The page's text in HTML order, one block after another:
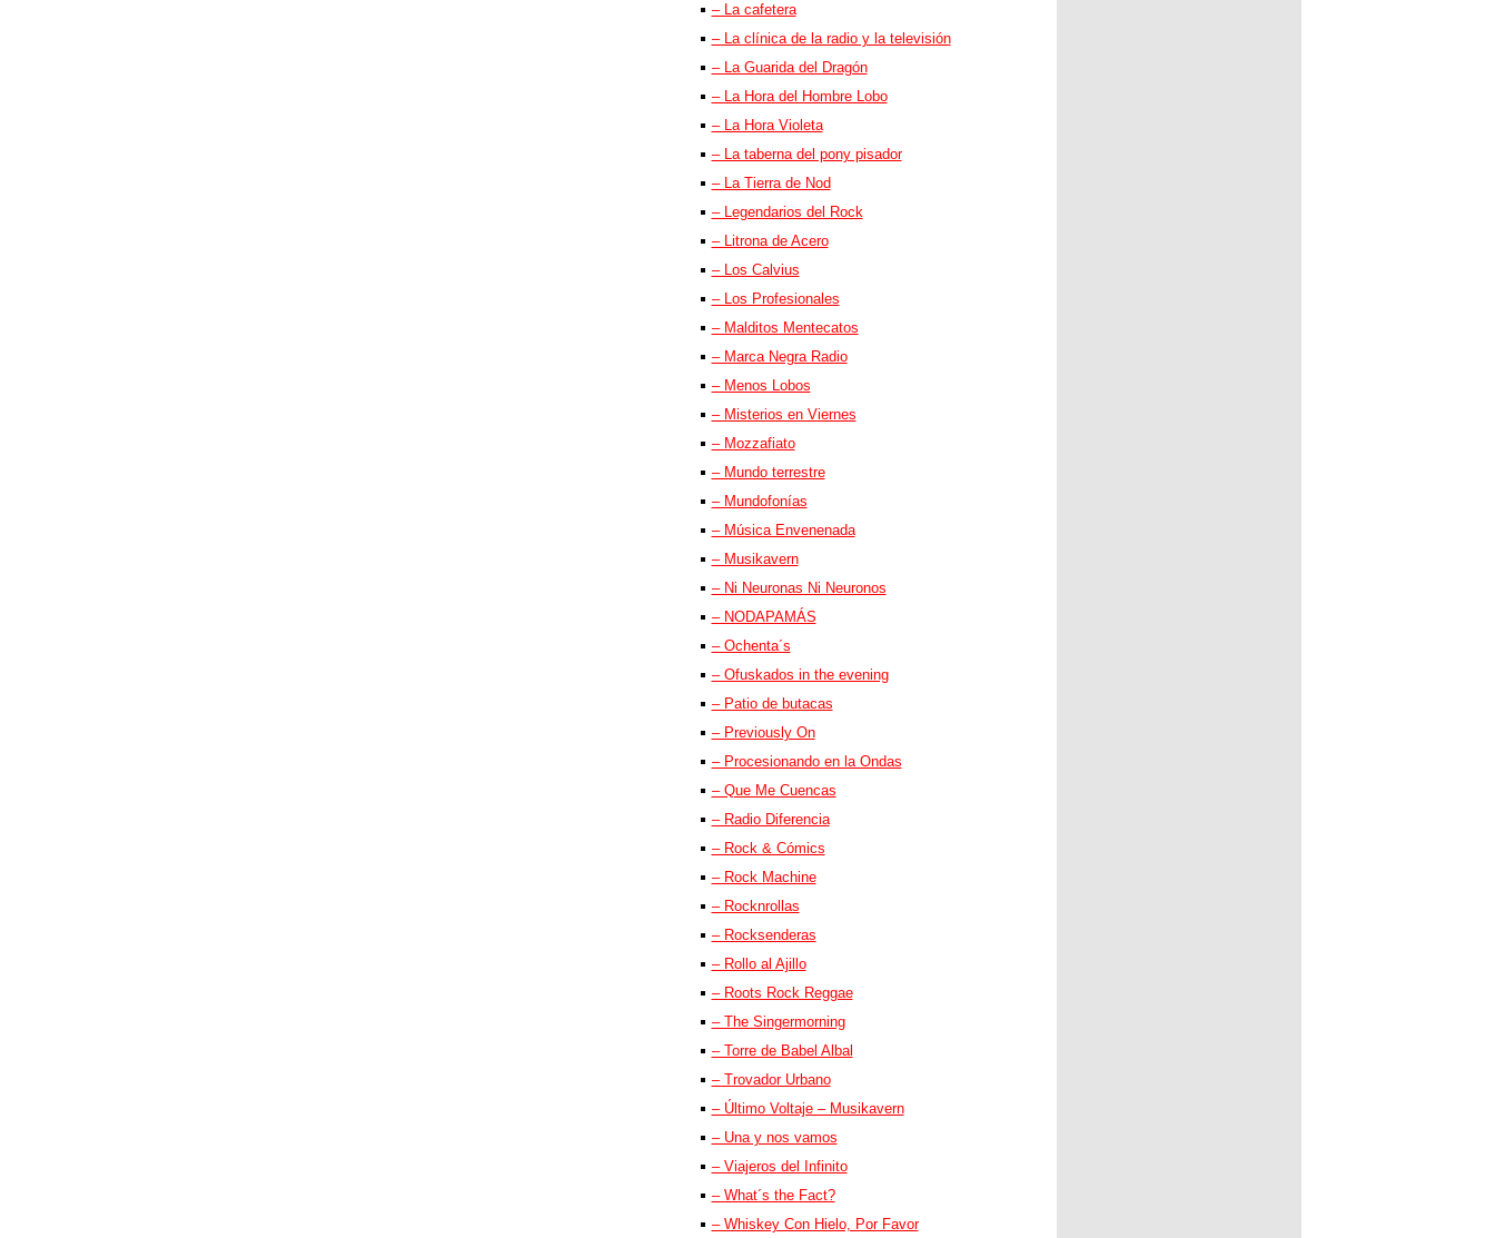
– La cafetera
– La clínica de la radio y la televisión
– La Guarida del Dragón
– La Hora del Hombre Lobo
– La Hora Violeta
– La taberna del pony pisador
– La Tierra de Nod
– Legendarios del Rock
– Litrona de Acero
– Los Calvius
– Los Profesionales
– Malditos Mentecatos
– Marca Negra Radio
– Menos Lobos
– Misterios en Viernes
– Mozzafiato
– Mundo terrestre
– Mundofonías
– Música Envenenada
– Musikavern
– Ni Neuronas Ni Neuronos
– NODAPAMÁS
– Ochenta´s
– Ofuskados in the evening
– Patio de butacas
– Previously On
– Procesionando en la Ondas
– Que Me Cuencas
– Radio Diferencia
– Rock & Cómics
– Rock Machine
– Rocknrollas
– Rocksenderas
– Rollo al Ajillo
– Roots Rock Reggae
– The Singermorning
– Torre de Babel Albal
– Trovador Urbano
– Último Voltaje – Musikavern
– Una y nos vamos
– Viajeros del Infinito
– What´s the Fact?
– Whiskey Con Hielo, Por Favor